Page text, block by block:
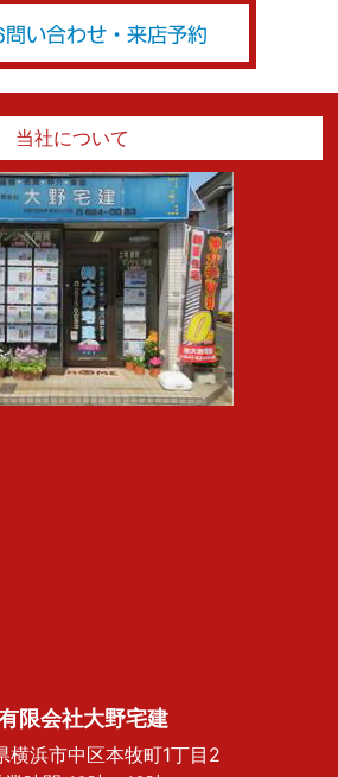
当社について
限会社大野宅建
浜市中区本牧町1丁目2